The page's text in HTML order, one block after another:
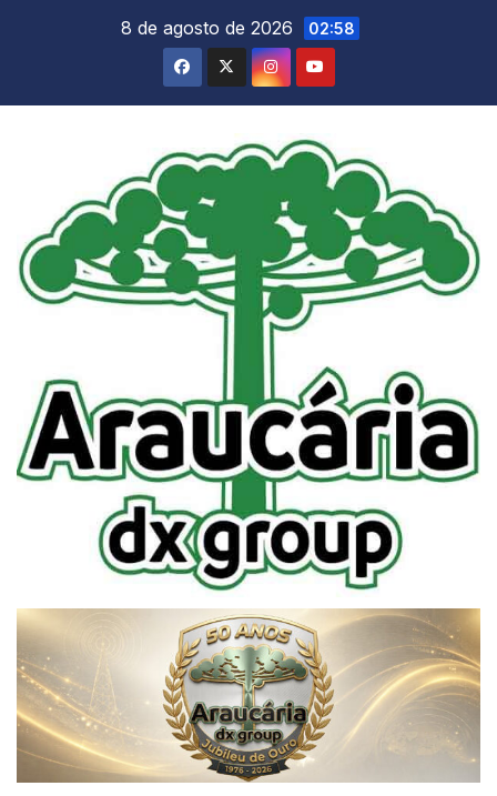
8 de agosto de 2026 02:58